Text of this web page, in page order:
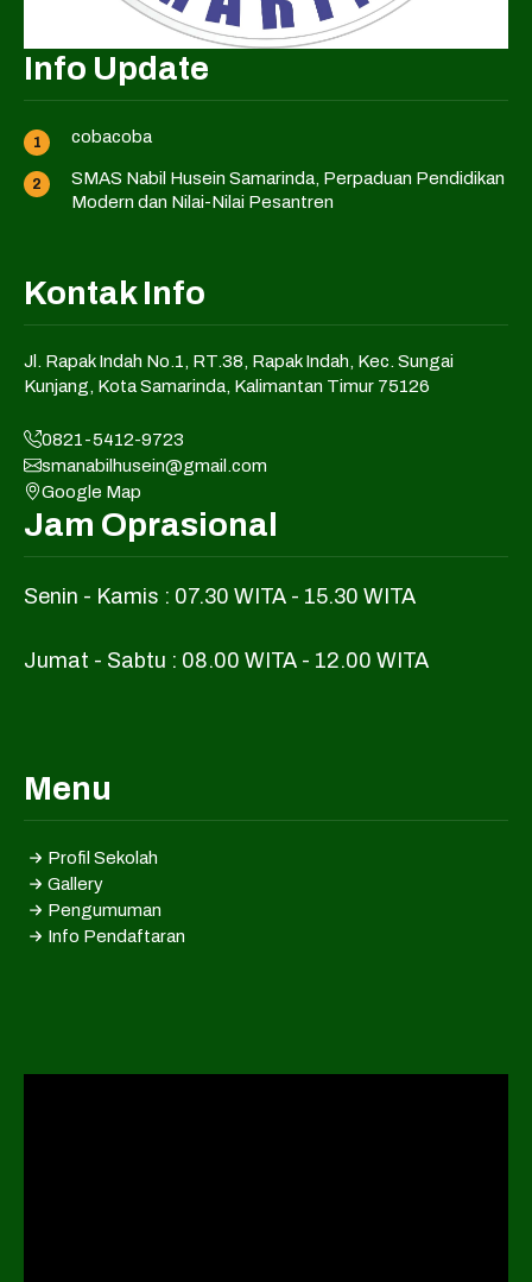
Info Update
cobacoba
SMAS Nabil Husein Samarinda, Perpaduan Pendidikan
Modern dan Nilai-Nilai Pesantren
Kontak Info
Jl. Rapak Indah No.1, RT.38, Rapak Indah, Kec. Sungai
Kunjang, Kota Samarinda, Kalimantan Timur 75126
0821-5412-9723
smanabilhusein@gmail.com
Google Map
Jam Oprasional
Senin - Kamis : 07.30 WITA - 15.30 WITA
Jumat - Sabtu : 08.00 WITA - 12.00 WITA
Menu
Profil Sekolah
Gallery
Pengumuman
Info Pendaftaran